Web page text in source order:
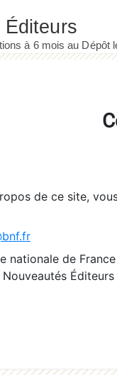
de ce site,
nationale de France
Éditeurs